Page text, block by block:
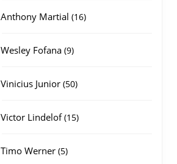
Anthony Martial 1616
Wesley Fofana 99
Vinicius Junior 5050
Victor Lindelof 1515
Timo Werner 55